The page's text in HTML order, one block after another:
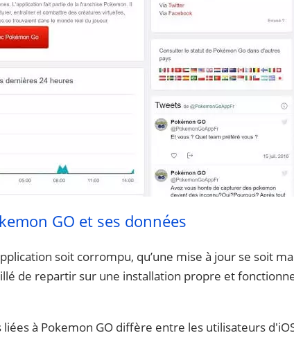
GO et ses données
soit corrompu, qu’une mise à jour se soit
de repartir sur une installation propre et
à Pokemon GO diffère entre les utilisateurs